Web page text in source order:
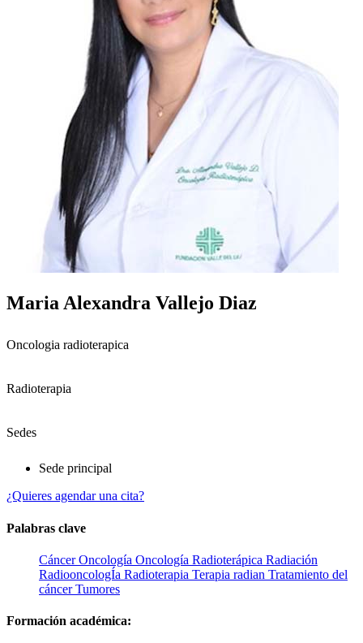
Maria Alexandra Vallejo Diaz
Oncologia radioterapica
Radioterapia
Sedes
Sede principal
¿Quieres agendar una cita?
Palabras clave
CáncerOncología Oncología Radioterápica Radiación
RadiooncologÍa Radioterapia Terapia radian Tratamiento del
cáncerTumores
Formación académica: